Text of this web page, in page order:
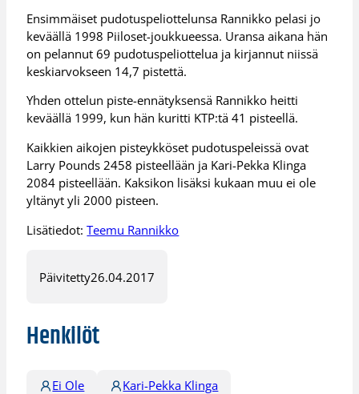
Ensimmäiset pudotuspeliottelunsa Rannikko pelasi jo
keväällä 1998 Piiloset-joukkueessa. Uransa aikana hän
on pelannut 69 pudotuspeliottelua ja kirjannut niissä
keskiarvokseen 14,7 pistettä.
Yhden ottelun piste-ennätyksensä Rannikko heitti
keväällä 1999, kun hän kuritti KTP:tä 41 pisteellä.
Kaikkien aikojen pisteykköset pudotuspeleissä ovat
Larry Pounds 2458 pisteellään ja Kari-Pekka Klinga
2084 pisteellään. Kaksikon lisäksi kukaan muu ei ole
yltänyt yli 2000 pisteen.
Lisätiedot:Teemu Rannikko
Päivitetty26.04.2017
Henkilöt
Ei Ole Kari-Pekka Klinga